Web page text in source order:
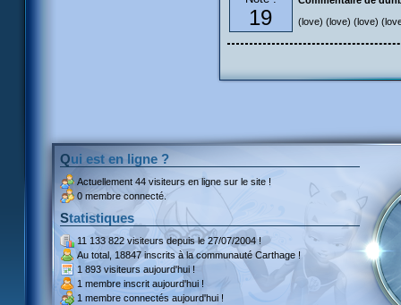
19
(love) (love) (love)
Qui est en ligne ?
Actuellement 44 visiteurs en ligne sur le site !
0 membre connecté.
Statistiques
11 133 822 visiteursdepuis le 27/07/2004 !
Au total, 18847 inscritsà la communauté Carthage !
1 893 visiteurs aujourd'hui !
1 membre inscrit aujourd'hui !
1 membre connectés aujourd'hui !